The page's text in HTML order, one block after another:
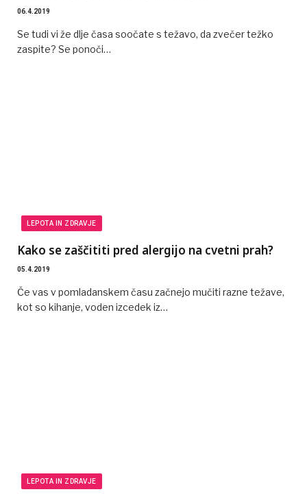
06.4.2019
Se tudi vi že dlje časa soočate s težavo, da zvečer težko
zaspite? Se ponoči…
LEPOTA IN ZDRAVJE
Kako se zaščititi pred alergijo na cvetni prah?
05.4.2019
Če vas v pomladanskem času začnejo mučiti razne težave,
kot so kihanje, voden izcedek iz…
LEPOTA IN ZDRAVJE